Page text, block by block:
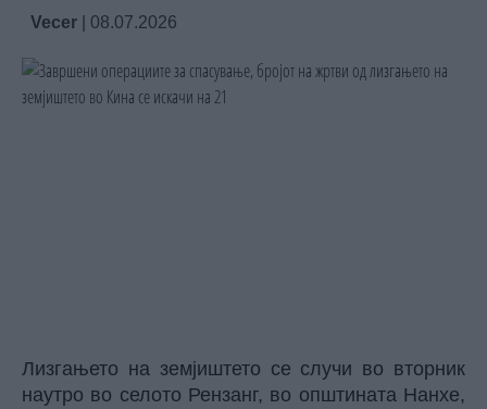
Vecer 08.07.2026
Лизгањето на земјиштето се случи во вторник
наутро во селото Рензанг, во општината Нанхе,